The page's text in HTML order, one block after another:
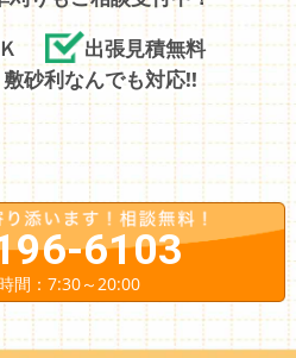
出張見積無料
砂利なんでも対応!!
6103
間：7:30～20:00